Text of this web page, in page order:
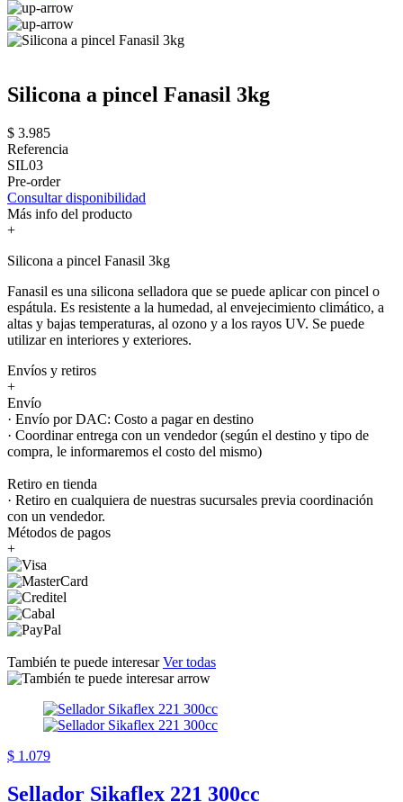
Silicona a pincel Fanasil 3kg
$ 3.985
Referencia
SIL03
Pre-order
Consultar disponibilidad
Más info del producto
+
Silicona a pincel Fanasil 3kg
Fanasil es una silicona selladora que se puede aplicar con pincel o
espátula. Es resistente a la humedad, al envejecimiento climático, a
altas y bajas temperaturas, al ozono y a los rayos UV. Se puede
utilizar en interiores y exteriores.
Envíos y retiros
+
Envío
· Envío por DAC: Costo a pagar en destino
· Coordinar entrega con un vendedor (según el destino y tipo de
compra, le informaremos el costo del mismo)
Retiro en tienda
· Retiro en cualquiera de nuestras sucursales previa coordinación
con un vendedor.
Métodos de pagos
+
También te puede interesarVer todas
$ 1.079
Sellador Sikaflex 221 300cc